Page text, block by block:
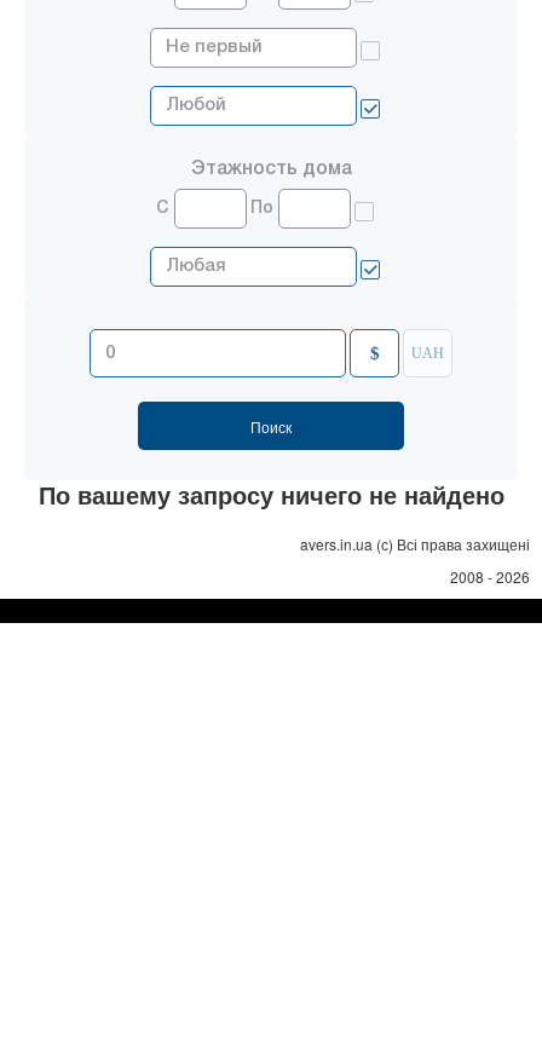
Этажность дома
С По
$ UAH
По вашему запросу ничего не найдено
avers.in.ua (с) Всі права захищені
2008 - 2026